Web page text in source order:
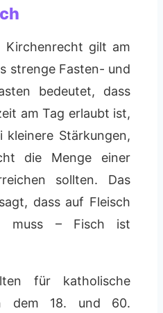
Kirchenrecht gilt am
strenge Fasten- und
bedeutet, dass
am Tag erlaubt ist,
Stärkungen,
die Menge einer
sollten. Das
dass auf Fleisch
muss – Fisch ist
für katholische
dem 18. und 60.